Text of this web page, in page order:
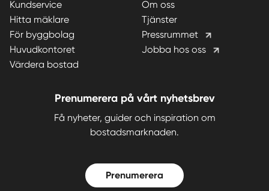
Kundservice
Hitta mäklare
För byggbolag
Huvudkontoret
Värdera bostad
Om oss
Tjänster
Pressrummet
Jobba hos oss
Prenumerera på vårt nyhetsbrev
Få nyheter, guider och inspiration om
bostadsmarknaden.
Prenumerera